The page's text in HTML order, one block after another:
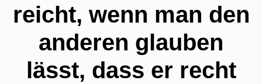
reicht, wenn man den
anderen glauben
lässt, dass er recht